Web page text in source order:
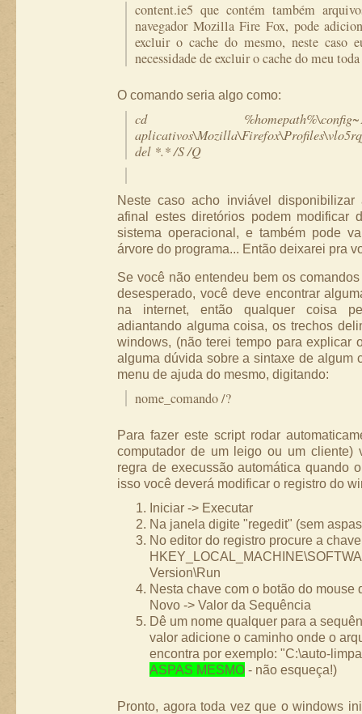
content.ie5 que contém também
navegador Mozilla Fire Fox, pode
excluir o cache do mesmo, neste caso
necessidade de excluir o cache do meu
O comando seria algo como:
cd
del *.* /S /Q
Neste caso acho inviável
afinal estes diretórios podem modificar
sistema operacional, e também pode
árvore do programa... Então deixarei pra
Se você não entendeu bem os
desesperado, você deve encontrar
na internet, então qualquer coisa
adiantando alguma coisa, os trechos
windows, (não terei tempo para explicar
alguma dúvida sobre a sintaxe de algum
menu de ajuda do mesmo, digitando:
nome_comando /?
Para fazer este script rodar
computador de um leigo ou um cliente)
regra de execussão automática quando
isso você deverá modificar o registro do
Iniciar -> Executar
Na janela digite "regedit" (sem
No editor do registro procure a chave
Version\Run
Nesta chave com o botão do mouse
Novo -> Valor da Sequência
Dê um nome qualquer para a
valor adicione o caminho onde o
encontra por exemplo: "C:\auto-
ASPAS MESMO - não esqueça!)
Pronto, agora toda vez que o windows